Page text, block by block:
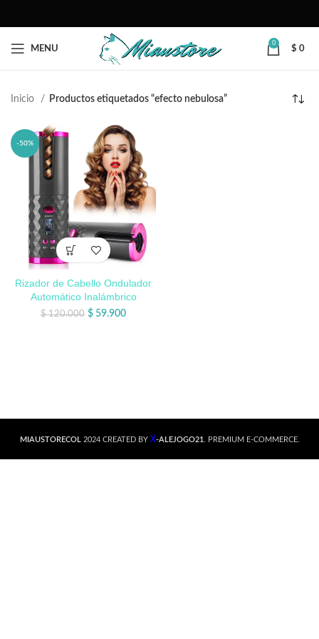
MENU
0
$ 0
Inicio Productos etiquetados “efecto nebulosa”
-50%
Rizador de Cabello Ondulador
Automático Inalámbrico
$120.000 $ 59.900
MIAUSTORECOL 2024 CREATED BY X-ALEJOGO21 . PREMIUM E-COMMERCE.